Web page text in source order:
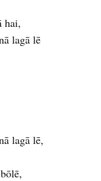
hai,
lagā lē
lagā lē,